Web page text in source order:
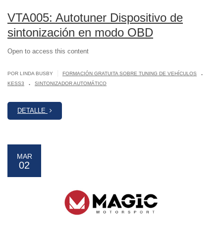
VTA005: Autotuner Dispositivo de
sintonización en modo OBD
Open to access this content
POR LINDA BUSBY FORMACIÓN GRATUITA SOBRE TUNING DE VEHÍCULOS .
KESS3 . SINTONIZADOR AUTOMÁTICO
DETALLE
MAR
02